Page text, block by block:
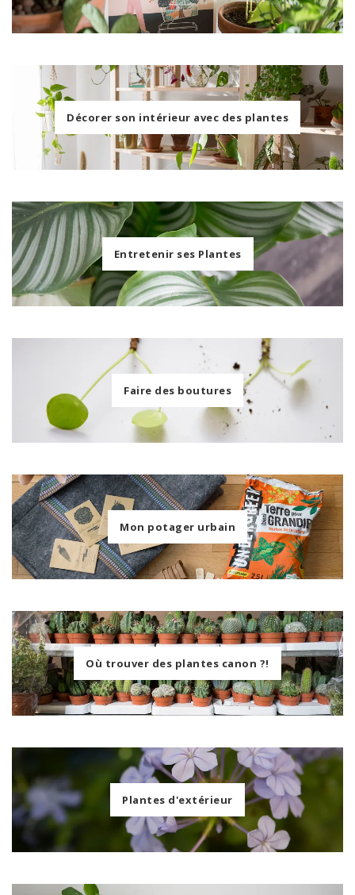
Décorer son intérieur avec des plantes
Entretenir ses Plantes
Faire des boutures
Mon potager urbain
Où trouver des plantes canon ?!
Plantes d'extérieur